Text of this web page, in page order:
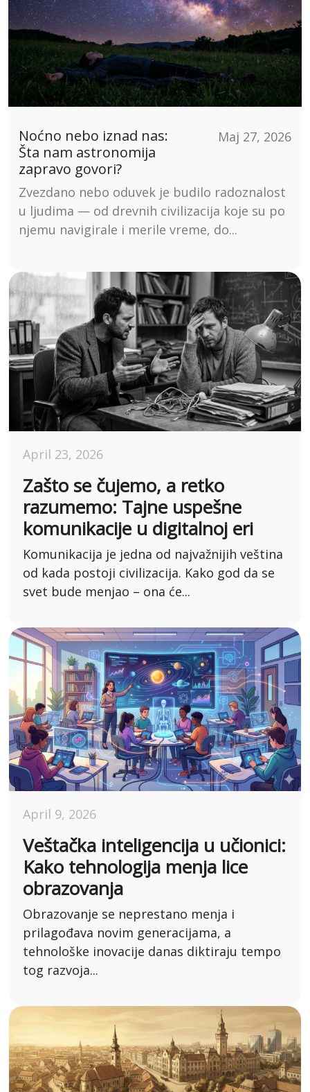
Noćno nebo iznad nas:
Šta nam astronomija
zapravo govori?
Maj 27, 2026
Zvezdano nebo oduvek je budilo radoznalost
u ljudima — od drevnih civilizacija koje su po
njemu navigirale i merile vreme, do...
April 23, 2026
Zašto se čujemo, a retko
razumemo: Tajne uspešne
komunikacije u digitalnoj eri
Komunikacija je jedna od najvažnijih veština
od kada postoji civilizacija. Kako god da se
svet bude menjao – ona će...
April 9, 2026
Veštačka inteligencija u učionici:
Kako tehnologija menja lice
obrazovanja
Obrazovanje se neprestano menja i
prilagođava novim generacijama, a
tehnološke inovacije danas diktiraju tempo
tog razvoja...